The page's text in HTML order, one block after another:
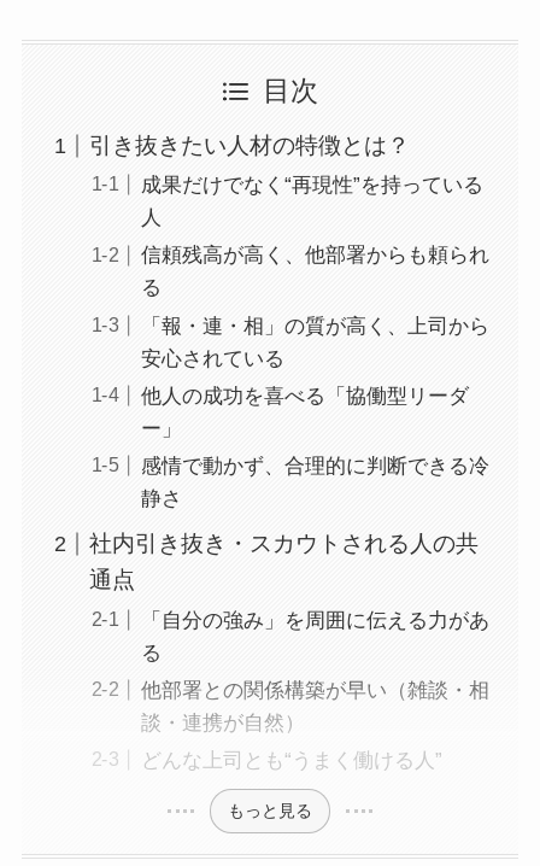
目次
引き抜きたい人材の特徴とは？
成果だけでなく“再現性”を持っている
人
信頼残高が高く、他部署からも頼られ
る
「報・連・相」の質が高く、上司から
安心されている
他人の成功を喜べる「協働型リーダ
ー」
感情で動かず、合理的に判断できる冷
静さ
社内引き抜き・スカウトされる人の共
通点
「自分の強み」を周囲に伝える力があ
る
他部署との関係構築が早い（雑談・相
談・連携が自然）
どんな上司とも“うまく働ける人”
もっと見る